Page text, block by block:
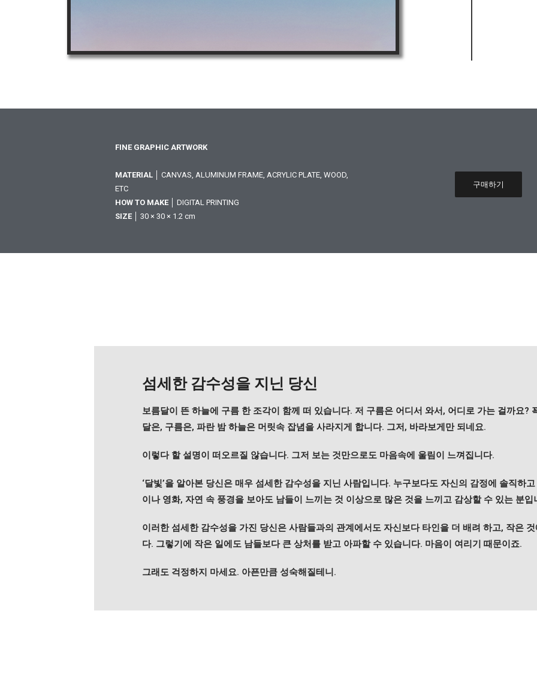
FINE GRAPHIC ARTWORK
MATERIAL │ CANVAS, ALUMINUM FRAME, ACRYLIC PLATE, WOOD,
ETC
HOW TO MAKE │ DIGITAL PRINTING
SIZE │ 30 × 30 × 1.2 cm
구매하기
섬세한 감수성을 지닌 당신
보름달이 뜬 하늘에 구름 한 조각이 함께 떠 있습니다. 저 구름은 어디서 와서, 어디로 가는 걸까요?
달은, 구름은, 파란 밤 하늘은 머릿속 잡념을 사라지게 합니다. 그저, 바라보게만 되네요.
이렇다 할 설명이 떠오르질 않습니다. 그저 보는 것만으로도 마음속에 울림이 느껴집니다.
‘달빛’을 알아본 당신은 매우 섬세한 감수성을 지닌 사람입니다. 누구보다도 자신의 감정에 솔직하
이나 영화, 자연 속 풍경을 보아도 남들이 느끼는 것 이상으로 많은 것을 느끼고 감상할 수 있는 분입
이러한 섬세한 감수성을 가진 당신은 사람들과의 관계에서도 자신보다 타인을 더 배려 하고, 작은
다. 그렇기에 작은 일에도 남들보다 큰 상처를 받고 아파할 수 있습니다. 마음이 여리기 때문이죠.
그래도 걱정하지 마세요. 아픈만큼 성숙해질테니.